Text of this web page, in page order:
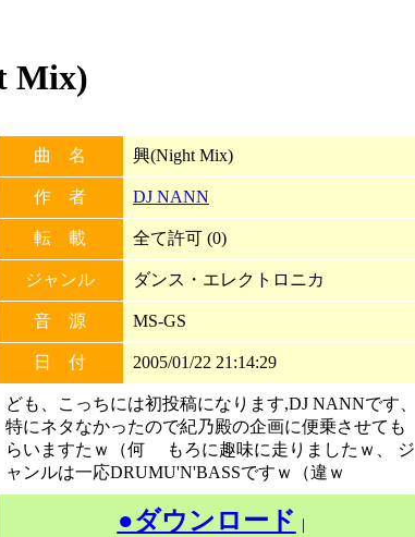
Mix)
曲 名 興(Night Mix)
作 者 DJ NANN
転 載 全て許可 (0)
ジャンル ダンス・エレクトロニカ
音 源 MS-GS
日 付 2005/01/22 21:14:29
ども、こっちには初投稿になります,DJ NANNです、
特にネタなかったので紀乃殿の企画に便乗させても
らいますたｗ（何 もろに趣味に走りましたｗ、 ジ
ャンルは一応DRUMU'N'BASSですｗ（違ｗ
●ダウンロード ｜